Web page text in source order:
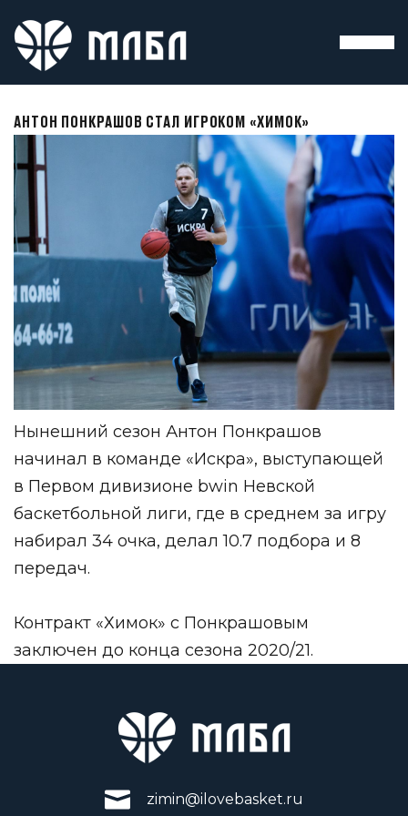
АНТОН ПОНКРАШОВ СТАЛ ИГРОКОМ «ХИМОК»
Нынешний сезон Антон Понкрашов
начинал в команде «Искра», выступающей
в Первом дивизионе bwin Невской
баскетбольной лиги, где в среднем за игру
набирал 34 очка, делал 10.7 подбора и 8
передач.
Контракт «Химок» с Понкрашовым
заключен до конца сезона 2020/21.
zimin@ilovebasket.ru